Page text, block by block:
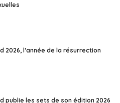
2026, l’année de la résurrection
publie les sets de son édition 2026